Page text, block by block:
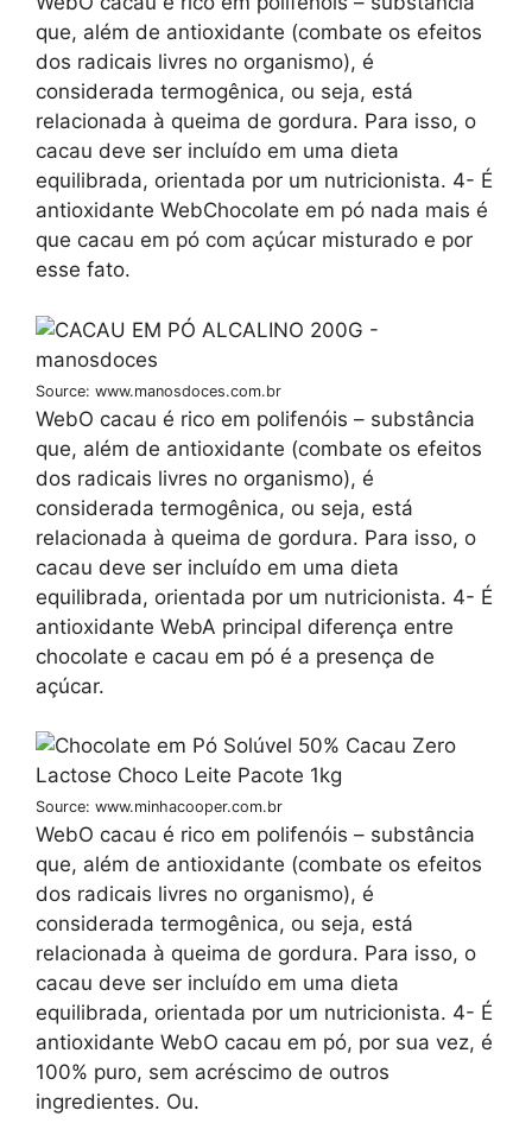
que, além de antioxidante (combate os efeitos
dos radicais livres no organismo), é
considerada termogênica, ou seja, está
relacionada à queima de gordura. Para isso, o
cacau deve ser incluído em uma dieta
equilibrada, orientada por um nutricionista. 4- É
antioxidante WebChocolate em pó nada mais é
que cacau em pó com açúcar misturado e por
esse fato.
Source: www.manosdoces.com.br
WebO cacau é rico em polifenóis – substância
que, além de antioxidante (combate os efeitos
dos radicais livres no organismo), é
considerada termogênica, ou seja, está
relacionada à queima de gordura. Para isso, o
cacau deve ser incluído em uma dieta
equilibrada, orientada por um nutricionista. 4- É
antioxidante WebA principal diferença entre
chocolate e cacau em pó é a presença de
açúcar.
Source: www.minhacooper.com.br
WebO cacau é rico em polifenóis – substância
que, além de antioxidante (combate os efeitos
dos radicais livres no organismo), é
considerada termogênica, ou seja, está
relacionada à queima de gordura. Para isso, o
cacau deve ser incluído em uma dieta
equilibrada, orientada por um nutricionista. 4- É
antioxidante WebO cacau em pó, por sua vez, é
100% puro, sem acréscimo de outros
ingredientes. Ou.